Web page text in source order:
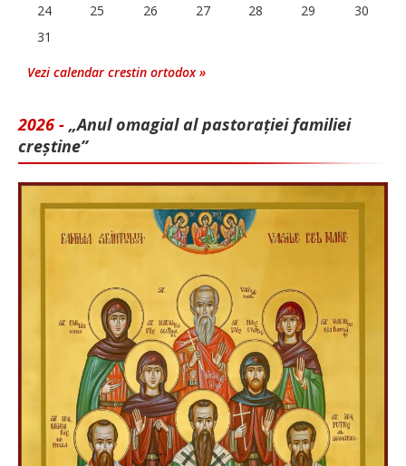
24
25 26 27 28 29
30
31
Vezi calendar crestin ortodox »
2026 - „Anul omagial al pastorației familiei
creștine”